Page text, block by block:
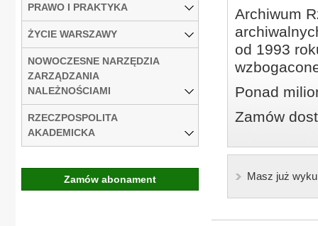
Archiwum
od 1993
Ponad
Zamów
Masz już
PRAWO I PRAKTYKA
ŻYCIE WARSZAWY
NOWOCZESNE NARZĘDZIA
ZARZĄDZANIA
NALEŻNOŚCIAMI
RZECZPOSPOLITA
AKADEMICKA
Zamów abonament